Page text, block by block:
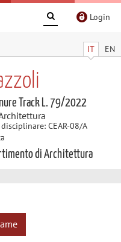
Login
IT EN
Track L. 79/2022
CEAR-08/A
di Architettura